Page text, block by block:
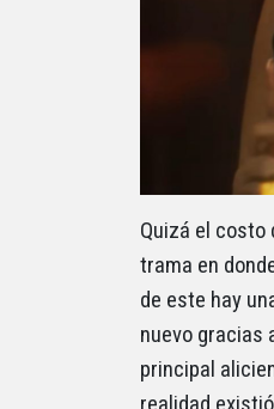
Quizá el costo
trama en
de este hay
nuevo gracias
principal